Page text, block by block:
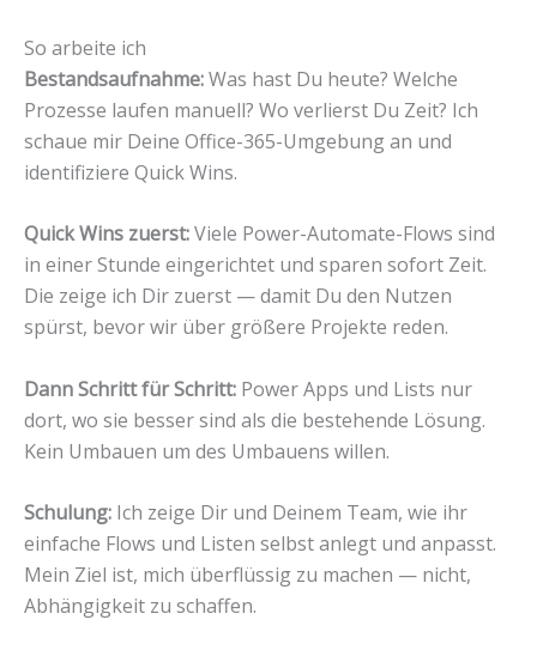
So arbeite ich
Bestandsaufnahme:Was hast Du heute? Welche
Prozesse laufen manuell? Wo verlierst Du Zeit? Ich
schaue mir Deine Office-365-Umgebung an und
identifiziere Quick Wins.
Quick Wins zuerst:Viele Power-Automate-Flows sind
in einer Stunde eingerichtet und sparen sofort Zeit.
Die zeige ich Dir zuerst — damit Du den Nutzen
spürst, bevor wir über größere Projekte reden.
Dann Schritt für Schritt: Power Apps und Lists nur
dort, wo sie besser sind als die bestehende Lösung.
Kein Umbauen um des Umbauens willen.
Schulung: Ich zeige Dir und Deinem Team, wie ihr
einfache Flows und Listen selbst anlegt und anpasst.
Mein Ziel ist, mich überflüssig zu machen — nicht,
Abhängigkeit zu schaffen.